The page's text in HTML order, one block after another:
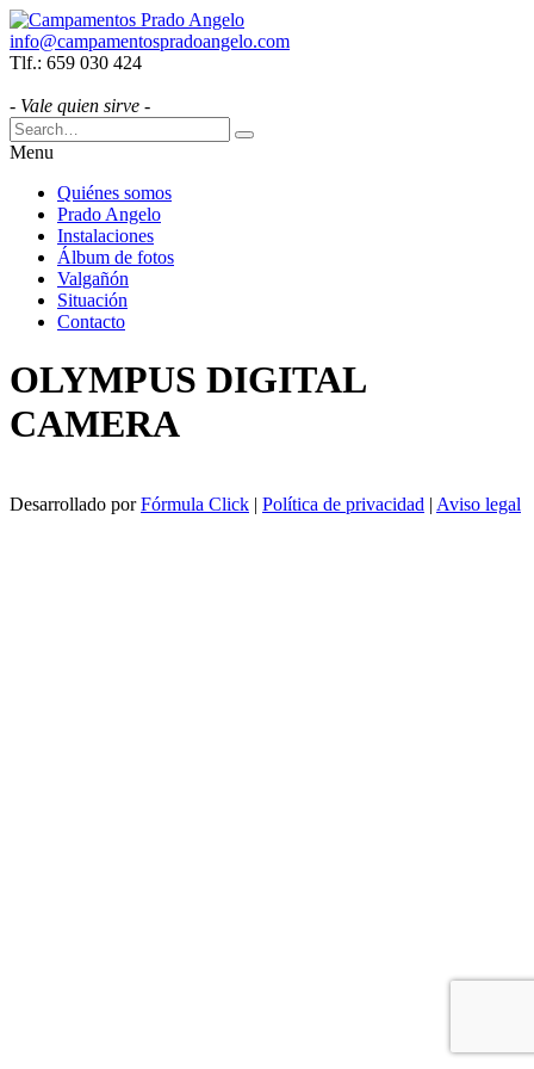
info@campamentospradoangelo.com
Tlf.: 659 030 424
- Vale quien sirve -
Menu
Quiénes somos
Prado Angelo
Instalaciones
Álbum de fotos
Valgañón
Situación
Contacto
OLYMPUS DIGITAL
CAMERA
Desarrollado porFórmula Click | Política de privacidad | Aviso legal